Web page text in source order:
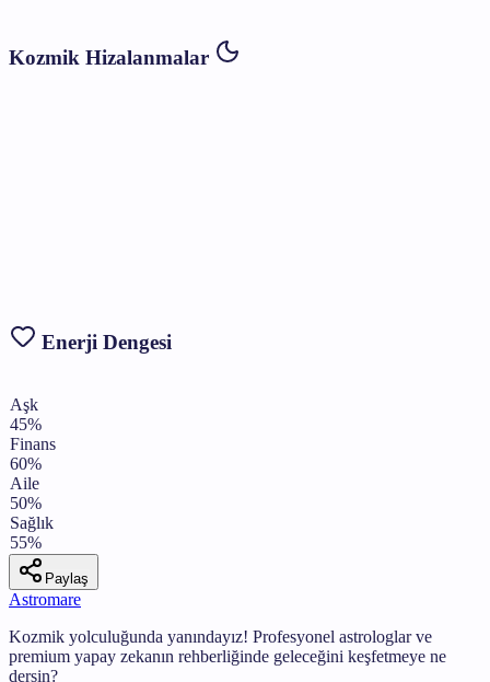
Kozmik Hizalanmalar
Enerji Dengesi
Aşk
45%
Finans
60%
Aile
50%
Sağlık
55%
Paylaş
Astromare
Kozmik yolculuğunda yanındayız! Profesyonel astrologlar ve
premium yapay zekanın rehberliğinde geleceğini keşfetmeye ne
dersin?